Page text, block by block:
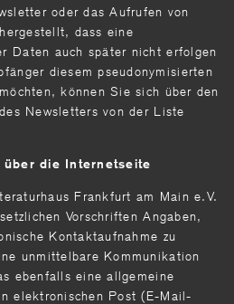
oder das Aufrufen von
dass eine
Daten auch später nicht erfolgen
diesem pseudonymisierten
können Sie sich über den
Newsletters von der Liste
die Internetseite
Frankfurt am Main e.V.
Vorschriften Angaben,
Kontaktaufnahme zu
unmittelbare Kommunikation
ebenfalls eine allgemeine
elektronischen Post (E-Mail-